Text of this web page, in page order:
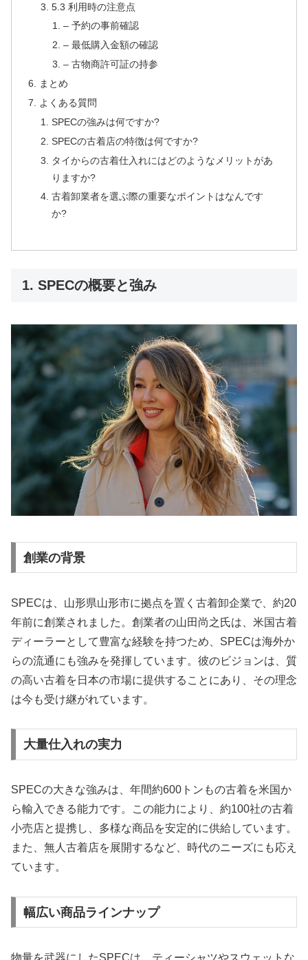
5.3 利用時の注意点
– 予約の事前確認
– 最低購入金額の確認
– 古物商許可証の持参
まとめ
よくある質問
SPECの強みは何ですか?
SPECの古着店の特徴は何ですか?
タイからの古着仕入れにはどのようなメリットがあ
りますか?
古着卸業者を選ぶ際の重要なポイントはなんです
か?
1. SPECの概要と強み
創業の背景
SPECは、山形県山形市に拠点を置く古着卸企業で、約20
年前に創業されました。創業者の山田尚之氏は、米国古着
ディーラーとして豊富な経験を持つため、SPECは海外か
らの流通にも強みを発揮しています。彼のビジョンは、質
の高い古着を日本の市場に提供することにあり、その理念
は今も受け継がれています。
大量仕入れの実力
SPECの大きな強みは、年間約600トンもの古着を米国か
ら輸入できる能力です。この能力により、約100社の古着
小売店と提携し、多様な商品を安定的に供給しています。
また、無人古着店を展開するなど、時代のニーズにも応え
ています。
幅広い商品ラインナップ
物量を武器にしたSPECは、ティーシャツやスウェットな